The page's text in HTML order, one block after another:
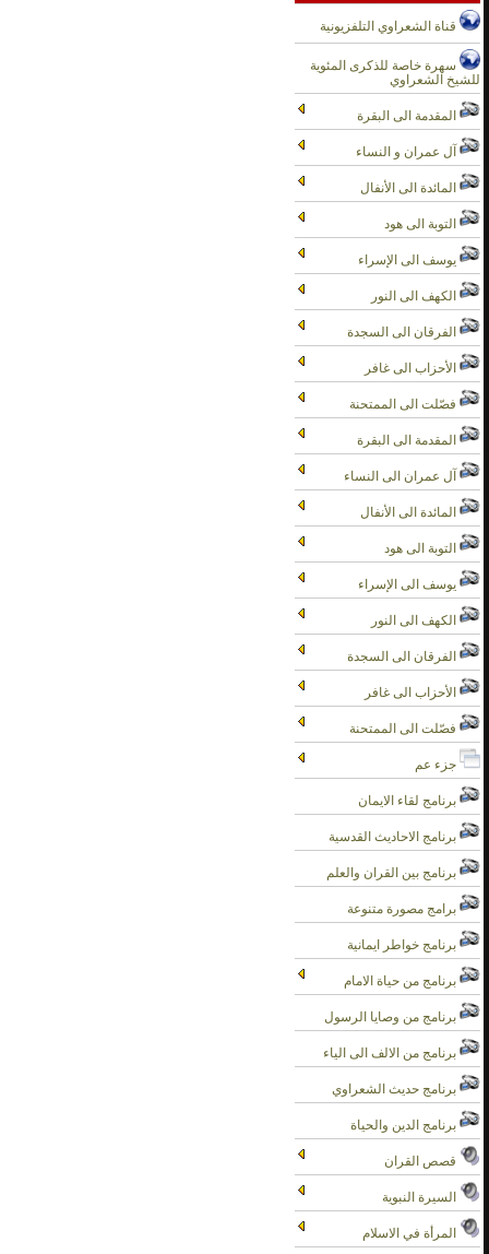
قناة الشعراوي التلفزيونية
سهرة خاصة للذكرى المئوية
للشيخ الشعراوي
المقدمة الى البقرة
آل عمران و النساء
المائدة الى الأنفال
التوبة الى هود
يوسف الى الإسراء
الكهف الى النور
الفرقان الى السجدة
الأحزاب الى غافر
فصّلت الى الممتحنة
المقدمة الى البقرة
آل عمران الى النساء
المائدة الى الأنفال
التوبة الى هود
يوسف الى الإسراء
الكهف الى النور
الفرقان الى السجدة
الأحزاب الى غافر
فصّلت الى الممتحنة
جزء عم
برنامج لقاء الايمان
برنامج الاحاديث القدسية
برنامج بين القران والعلم
برامج مصورة متنوعة
برنامج خواطر ايمانية
برنامج من حياة الامام
برنامج من وصايا الرسول
برنامج من الالف الى الياء
برنامج حديث الشعراوي
برنامج الدين والحياة
قصص القران
السيرة النبوية
المرأة في الاسلام